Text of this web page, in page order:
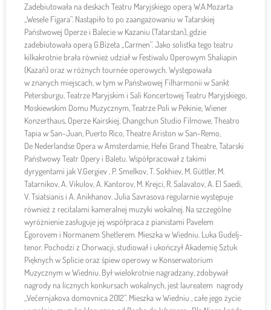
Zadebiutowała na deskach Teatru Maryjskiego operą W.A.Mozarta
„Wesele Figara”. Nastąpiło to po zaangażowaniu w Tatarskiej
Państwowej Operze i Balecie w Kazaniu (Tatarstan), gdzie
zadebiutowała operą G.Bizeta „Carmen”. Jako solistka tego teatru
kilkakrotnie brała również udział w Festiwalu Operowym Shaliapin
(Kazań) oraz w różnych tournée operowych. Występowała
w znanych miejscach, w tym w Państwowej Filharmonii w Sankt
Petersburgu, Teatrze Maryjskim i Sali Koncertowej Teatru Maryjskiego,
Moskiewskim Domu Muzycznym, Teatrze Poli w Pekinie, Wiener
Konzerthaus, Operze Kairskiej, Changchun Studio Filmowe, Theatro
Tapia w San-Juan, Puerto Rico, Theatre Ariston w San-Remo,
De Nederlandse Opera w Amsterdamie, Hefei Grand Theatre, Tatarski
Państwowy Teatr Opery i Baletu. Współpracował z takimi
dyrygentami jak V.Gergiev , P. Smelkov, T. Sokhiev, M. Güttler, M.
Tatarnikov, A. Vikulov, A. Kantorov, M. Krejci, R. Salavatov, A. El Saedi,
V. Tsiatsianis i A. Anikhanov. Julia Savrasova regularnie występuje
również z recitalami kameralnej muzyki wokalnej. Na szczególne
wyróżnienie zasługuje jej współpraca z pianistami Pavelem
Egorovem i Normanem Shetlerem. Mieszka w Wiedniu. Luka Gudelj-
tenor. Pochodzi z Chorwacji, studiował i ukończył Akademię Sztuk
Pięknych w Splicie oraz śpiew operowy w Konserwatorium
Muzycznym w Wiedniu. Był wielokrotnie nagradzany, zdobywał
nagrody na licznych konkursach wokalnych, jest laureatem nagrody
„Večernjakova domovnica 2012”. Mieszka w Wiedniu , całe jego życie